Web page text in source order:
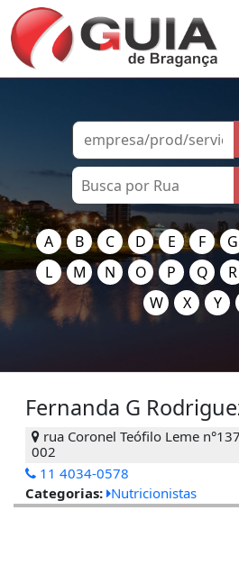
A B C D E F G
L
M N O P Q R
W
X Y
Fernanda G
rua Coronel Teófilo Leme
002
11 4034-0578
Categorias: Nutricionistas